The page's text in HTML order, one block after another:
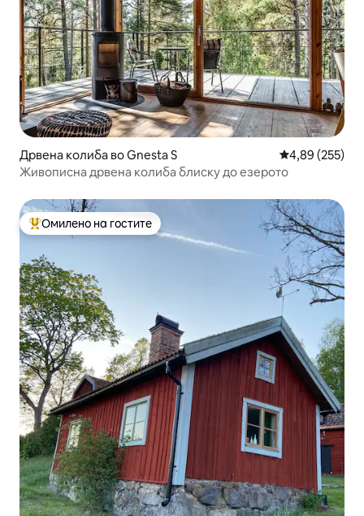
Дрвена колиба во Gnesta S Просечна
4,89 (255)
Живописна дрвена колиба блиску до езерото
Меѓу најуспешните „Омилени на гостите“
Омилено на гостите